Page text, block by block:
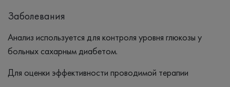
Заболевания
Анализ используется для контроля уровня глюкозы у
больных сахарным диабетом.
Для оценки эффективности проводимой терапии